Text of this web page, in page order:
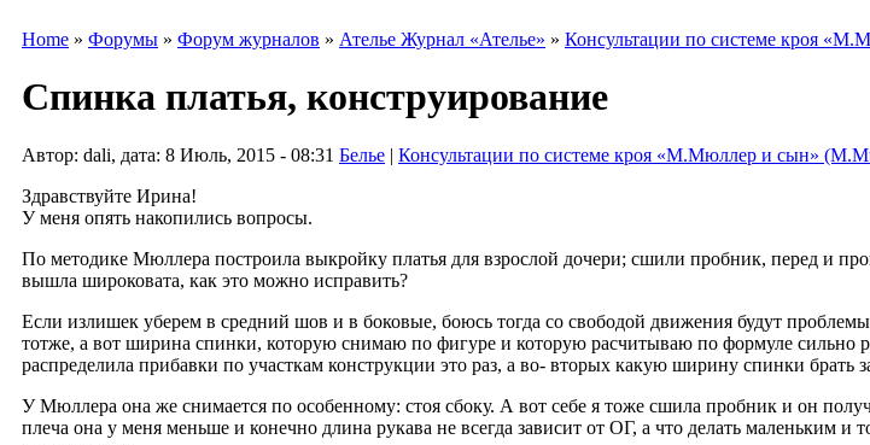
Home » Форумы » Форум журналов » Ателье Журнал «Ателье» » Консультации по системе кроя
Спинка платья, конструирование
Автор: dali, дата: 8 Июль, 2015 - 08:31 Белье | Консультации по системе кроя «М.Мюллер и сын»
Здравствуйте Ирина!
У меня опять накопились вопросы.
По методике Мюллера построила выкройку платья для взрослой дочери; сшили пробник, перед и
вышла широковата, как это можно исправить?
Если излишек уберем в средний шов и в боковые, боюсь тогда со свободой движения будут
тотже, а вот ширина спинки, которую снимаю по фигуре и которую расчитываю по формуле сильно
распределила прибавки по участкам конструкции это раз, а во- вторых какую ширину спинки брать
У Мюллера она же снимается по особенному: стоя сбоку. А вот себе я тоже сшила пробник и он
плеча она у меня меньше и конечно длина рукава не всегда зависит от ОГ, а что делать маленьким и